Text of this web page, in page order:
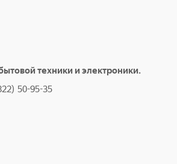
техники и электроники.
50-95-35